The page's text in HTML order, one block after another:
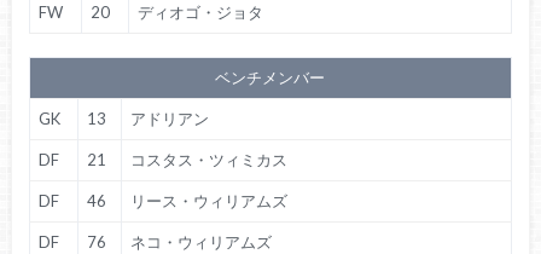
FW 20 ディオゴ・ジョタ
ベンチメンバー
GK 13 アドリアン
DF 21 コスタス・ツィミカス
DF 46 リース・ウィリアムズ
DF 76 ネコ・ウィリアムズ